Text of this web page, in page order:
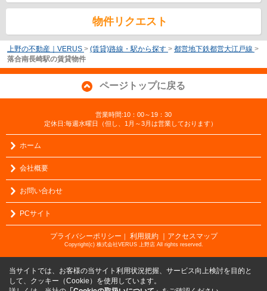
物件リクエスト
上野の不動産｜VERUS > (賃貸)路線・駅から探す > 都営地下鉄都営大江戸線 >
落合南長崎駅の賃貸物件
ページトップに戻る
営業時間:10：00～19：30
定休日:毎週水曜日（但し、1月～3月は営業しております）
ホーム
会社概要
お問い合わせ
PCサイト
プライバシーポリシー ｜ 利用規約 ｜アクセスマップ
Copyright(c) 株式会社VERUS 上野店 All rights reserved.
当サイトでは、お客様の当サイト利用状況把握、サービス向上検討を目的と
して、クッキー（Cookie）を使用しています。